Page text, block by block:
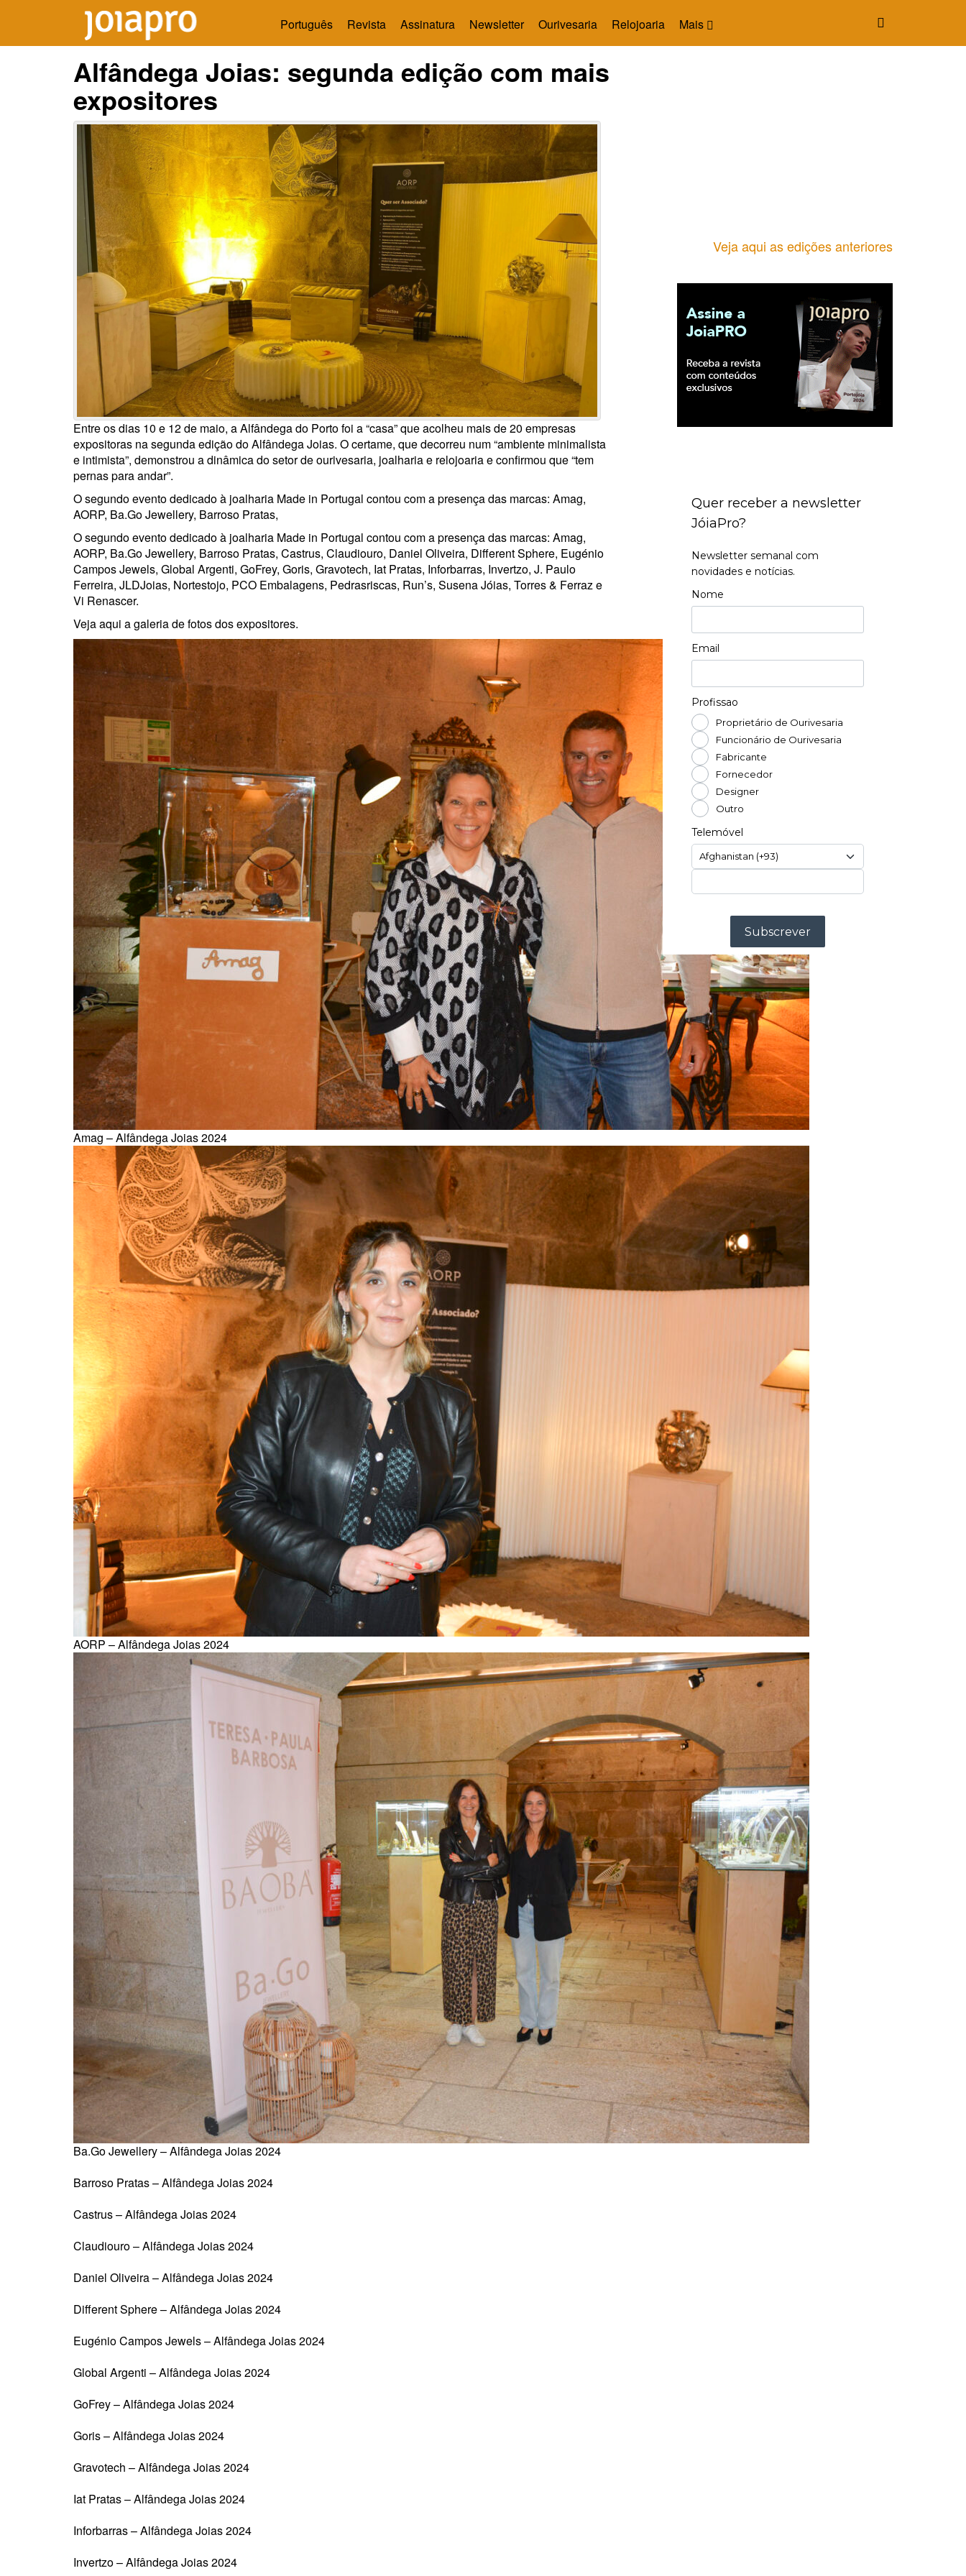
Mais
Português Revista Assinatura Newsletter Ourivesaria Relojoaria
Alfândega Joias: segunda edição com mais
expositores
Entre os dias 10 e 12 de maio, a Alfândega do Porto foi a “casa” que acolheu mais de 20 empresas
expositoras na segunda edição do Alfândega Joias. O certame, que decorreu num “ambiente minimalista
e intimista”, demonstrou a dinâmica do setor de ourivesaria, joalharia e relojoaria e confirmou que “tem
pernas para andar”.
O segundo evento dedicado à joalharia Made in Portugal contou com a presença das marcas: Amag,
AORP, Ba.Go Jewellery, Barroso Pratas,
O segundo evento dedicado à joalharia Made in Portugal contou com a presença das marcas: Amag,
AORP, Ba.Go Jewellery, Barroso Pratas, Castrus, Claudiouro, Daniel Oliveira, Different Sphere, Eugénio
Campos Jewels, Global Argenti, GoFrey, Goris, Gravotech, Iat Pratas, Inforbarras, Invertzo, J. Paulo
Ferreira, JLDJoias, Nortestojo, PCO Embalagens, Pedrasriscas, Run’s, Susena Jóias, Torres & Ferraz e
Vi Renascer.
Veja aqui a galeria de fotos dos expositores.
Amag – Alfândega Joias 2024
AORP – Alfândega Joias 2024
Ba.Go Jewellery – Alfândega Joias 2024
Barroso Pratas – Alfândega Joias 2024
Castrus – Alfândega Joias 2024
Claudiouro – Alfândega Joias 2024
Daniel Oliveira – Alfândega Joias 2024
Different Sphere – Alfândega Joias 2024
Eugénio Campos Jewels – Alfândega Joias 2024
Global Argenti – Alfândega Joias 2024
GoFrey – Alfândega Joias 2024
Goris – Alfândega Joias 2024
Gravotech – Alfândega Joias 2024
Iat Pratas – Alfândega Joias 2024
Inforbarras – Alfândega Joias 2024
Invertzo – Alfândega Joias 2024
Veja aqui as edições anteriores